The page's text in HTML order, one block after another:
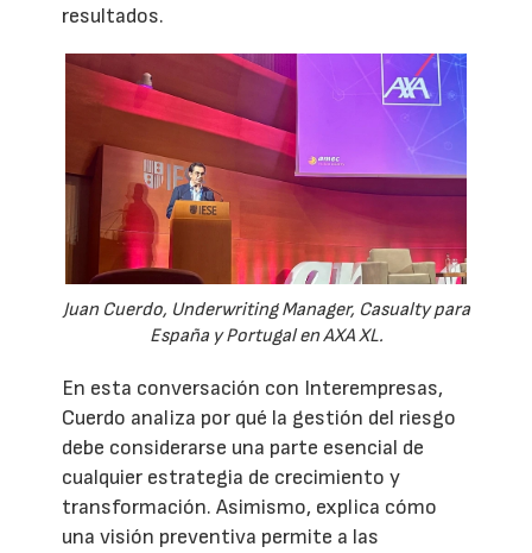
resultados.
Juan Cuerdo, Underwriting Manager, Casualty para
España y Portugal en AXA XL.
En esta conversación con Interempresas,
Cuerdo analiza por qué la gestión del riesgo
debe considerarse una parte esencial de
cualquier estrategia de crecimiento y
transformación. Asimismo, explica cómo
una visión preventiva permite a las